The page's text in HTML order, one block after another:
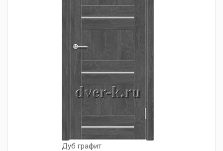
Дуб графит